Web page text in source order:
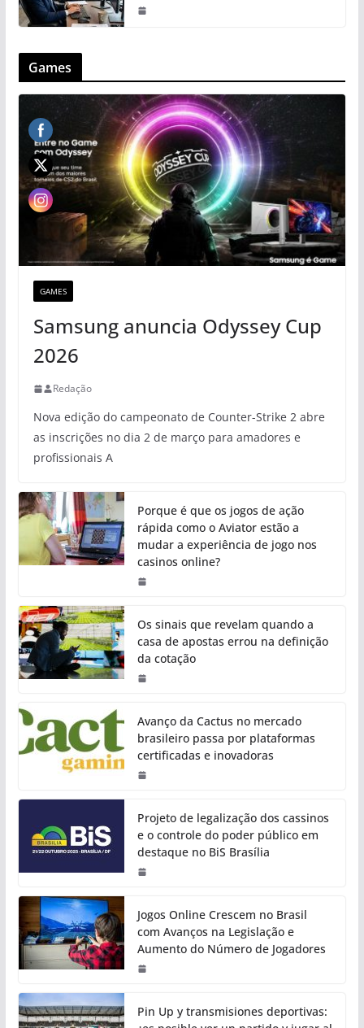
Games
GAMES
Samsung anuncia Odyssey Cup
2026
Redação
Nova edição do campeonato de Counter-Strike 2 abre
as inscrições no dia 2 de março para amadores e
profissionais A
Porque é que os jogos de ação
rápida como o Aviator estão a
mudar a experiência de jogo nos
casinos online?
Os sinais que revelam quando a
casa de apostas errou na definição
da cotação
Avanço da Cactus no mercado
brasileiro passa por plataformas
certificadas e inovadoras
Projeto de legalização dos cassinos
e o controle do poder público em
destaque no BiS Brasília
Jogos Online Crescem no Brasil
com Avanços na Legislação e
Aumento do Número de Jogadores
Pin Up y transmisiones deportivas: